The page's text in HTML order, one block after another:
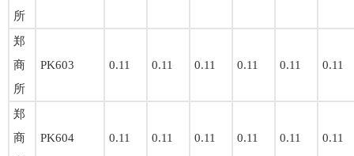
所
郑
商
所
PK603 0.11 0.11 0.11 0.11 0.11 0.11
郑
商
PK604 0.11 0.11 0.11 0.11 0.11 0.11